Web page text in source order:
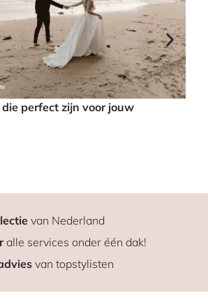
perfect zijn voor jouw
van Nederland
alle services onder één dak!
van topstylisten